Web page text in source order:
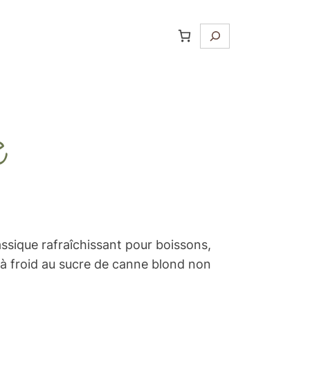
Recherche
rafraîchissant pour boissons,
froid au sucre de canne blond non